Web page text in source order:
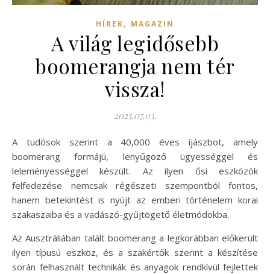
HÍREK, MAGAZIN
A világ legidősebb
boomerangja nem tér
vissza!
2025.07.03.
A tudósok szerint a 40,000 éves íjászbot, amely
boomerang formájú, lenyűgöző ügyességgel és
leleményességgel készült. Az ilyen ősi eszközök
felfedezése nemcsak régészeti szempontból fontos,
hanem betekintést is nyújt az emberi történelem korai
szakaszaiba és a vadászó-gyűjtögető életmódokba.
Az Ausztráliában talált boomerang a legkorábban előkerült
ilyen típusú eszköz, és a szakértők szerint a készítése
során felhasznált technikák és anyagok rendkívül fejlettek